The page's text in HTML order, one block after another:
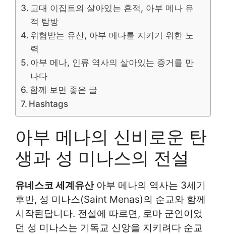
고대 이집트의 살아있는 흔적, 아부 메나 유
적 탐방
위협받는 유산, 아부 메나를 지키기 위한 노
력
아부 메나, 인류 역사의 살아있는 증거를 만
나다
함께 보면 좋은 글
Hashtags
아부 메나의 신비로운 탄
생과 성 미나스의 전설
유네스코 세계유산아부 메나의 역사는 3세기
후반, 성 미나스(Saint Menas)의 순교와 함께
시작된답니다. 전설에 따르면, 로마 군인이었
던 성 미나스는 기독교 신앙을 지키려다 순교